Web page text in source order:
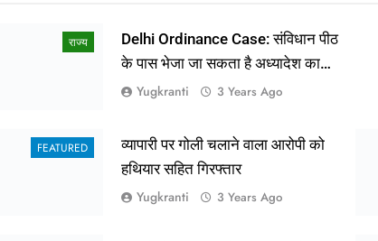
व्यापारी पर गोली चलाने वाला आरोपी को
हथियार सहित गिरफ्तार
सनी देओल की गदर के खिलाफ क्यों था
बॉलीवुड? कपिल शर्मा के शो पर सामने